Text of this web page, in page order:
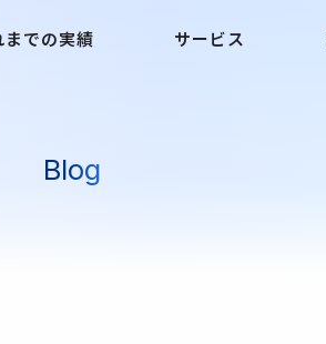
までの実績 サービス
Blog